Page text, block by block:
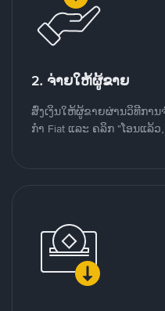
2. ຈ່າຍໃຫ້ຜູ້ຂາຍ
ສົ່ງເງິນໃຫ້ຜູ້ຂາຍຜ່ານວິທີກາ
ກໍາ Fiat ແລະ ຄລິກ "ໂອນແລ້ວ